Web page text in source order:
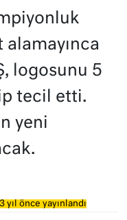
alamayınca
logosunu 5
tecil etti.
yeni
yıl önce yayınlandı